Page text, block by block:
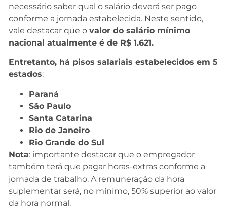
necessário saber qual o salário deverá ser pago
conforme a jornada estabelecida. Neste sentido,
vale destacar que o valor do salário mínimo
nacional atualmente é de R$ 1.621.
Entretanto, há pisos salariais estabelecidos em 5
estados:
Paraná
São Paulo
Santa Catarina
Rio de Janeiro
Rio Grande do Sul
Nota: importante destacar que o empregador
também terá que pagar horas-extras conforme a
jornada de trabalho. A remuneração da hora
suplementar será, no mínimo, 50% superior ao valor
da hora normal.